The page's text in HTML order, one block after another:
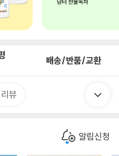
배송/반품/교환
뷰
알림신청